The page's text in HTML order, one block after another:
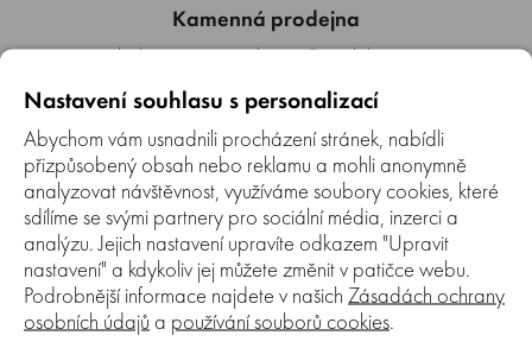
Kamenná prodejna
Máme také kamennou prodejnu v Brně, kde si můžete náš
pracovníků.
Autorizovaný SERVIS
Jsme autorizovaný servis. Provádíme záruční i pozáruční
Nastavení souhlasu s personalizací
Abychom vám usnadnili procházení stránek, nabídli
přizpůsobený obsah nebo reklamu a mohli anonymně
analyzovat návštěvnost, využíváme soubory cookies, které
sdílíme se svými partnery pro sociální média, inzerci a
analýzu. Jejich nastavení upravíte odkazem "Upravit
nastavení" a kdykoliv jej můžete změnit v patičce webu.
Podrobnější informace najdete v našich Zásadách ochrany
osobních údajů a používání souborů cookies.